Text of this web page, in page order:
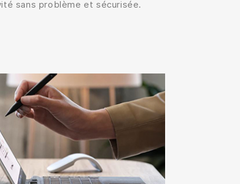
sans problème et sécurisée.